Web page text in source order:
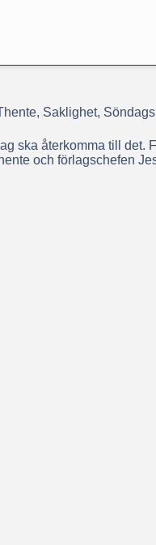
Saklighet,
ska återkomma till det.
och förlagschefen